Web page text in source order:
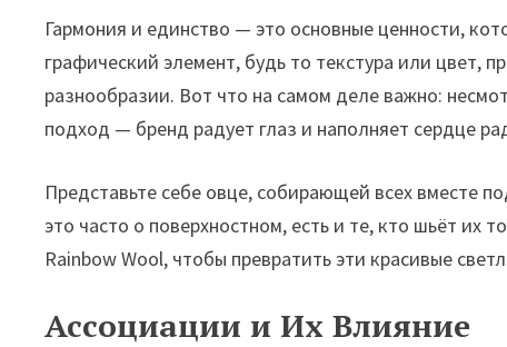
Гармония и единство — это основные ценности,
графический элемент, будь то текстура или цвет,
разнообразии. Вот что на самом деле важно:
подход — бренд радует глаз и наполняет сердце
Представьте себе овце, собирающей всех вместе
это часто о поверхностном, есть и те, кто шьёт их
Rainbow Wool, чтобы превратить эти красивые
Ассоциации и Их Влияние